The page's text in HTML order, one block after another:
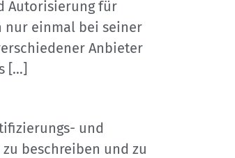
Autorisierung für
nur einmal bei seiner
Anbieter
[…]
und
beschreiben und zu